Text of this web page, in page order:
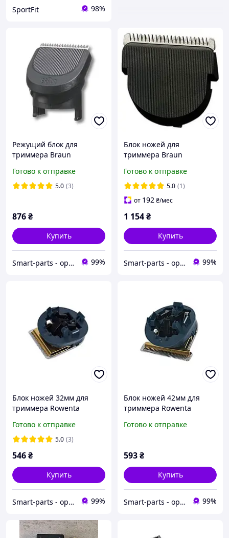
SportFit 98%
Режущий блок для
триммера Braun
Готово к отправке
5.0 (3)
876₴
Купить
Smart-parts - оригинальные запчасти к бытовой технике 99%
Блок ножей для
триммера Braun
Готово к отправке
5.0 (1)
от 192₴/мес
1 154₴
Купить
Smart-parts - оригинальные запчасти к бытовой технике 99%
Блок ножей 32мм для
триммера Rowenta
Готово к отправке
5.0 (3)
546₴
Купить
Smart-parts - оригинальные запчасти к бытовой технике 99%
Блок ножей 42мм для
триммера Rowenta
Готово к отправке
593₴
Купить
Smart-parts - оригинальные запчасти к бытовой технике 99%